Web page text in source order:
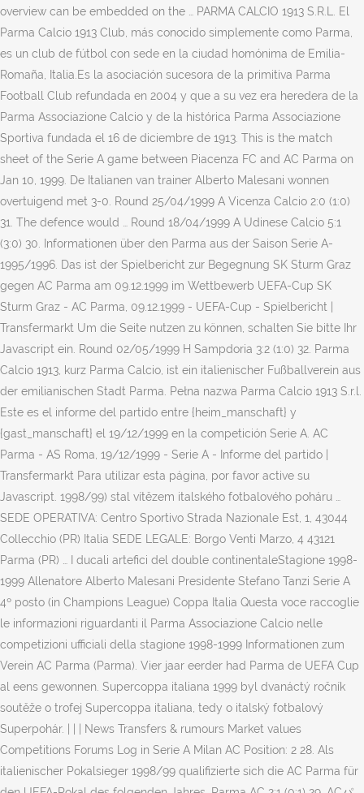
overview can be embedded on the … PARMA CALCIO 1913 S.R.L. El
Parma Calcio 1913 Club, más conocido simplemente como Parma,
es un club de fútbol con sede en la ciudad homónima de Emilia-
Romaña, Italia.Es la asociación sucesora de la primitiva Parma
Football Club refundada en 2004 y que a su vez era heredera de la
Parma Associazione Calcio y de la histórica Parma Associazione
Sportiva fundada el 16 de diciembre de 1913. This is the match
sheet of the Serie A game between Piacenza FC and AC Parma on
Jan 10, 1999. De Italianen van trainer Alberto Malesani wonnen
overtuigend met 3-0. Round 25/04/1999 A Vicenza Calcio 2:0 (1:0)
31. The defence would … Round 18/04/1999 A Udinese Calcio 5:1
(3:0) 30. Informationen über den Parma aus der Saison Serie A-
1995/1996. Das ist der Spielbericht zur Begegnung SK Sturm Graz
gegen AC Parma am 09.12.1999 im Wettbewerb UEFA-Cup SK
Sturm Graz - AC Parma, 09.12.1999 - UEFA-Cup - Spielbericht |
Transfermarkt Um die Seite nutzen zu können, schalten Sie bitte Ihr
Javascript ein. Round 02/05/1999 H Sampdoria 3:2 (1:0) 32. Parma
Calcio 1913, kurz Parma Calcio, ist ein italienischer Fußballverein aus
der emilianischen Stadt Parma. Pełna nazwa Parma Calcio 1913 S.r.l.
Este es el informe del partido entre {heim_manschaft} y
{gast_manschaft} el 19/12/1999 en la competición Serie A. AC
Parma - AS Roma, 19/12/1999 - Serie A - Informe del partido |
Transfermarkt Para utilizar esta página, por favor active su
Javascript. 1998/99) stal vítězem italského fotbalového poháru …
SEDE OPERATIVA: Centro Sportivo Strada Nazionale Est, 1, 43044
Collecchio (PR) Italia SEDE LEGALE: Borgo Venti Marzo, 4 43121
Parma (PR) … I ducali artefici del double continentaleStagione 1998-
1999 Allenatore Alberto Malesani Presidente Stefano Tanzi Serie A
4º posto (in Champions League) Coppa Italia Questa voce raccoglie
le informazioni riguardanti il Parma Associazione Calcio nelle
competizioni ufficiali della stagione 1998-1999 Informationen zum
Verein AC Parma (Parma). Vier jaar eerder had Parma de UEFA Cup
al eens gewonnen. Supercoppa italiana 1999 byl dvanáctý ročník
soutěže o trofej Supercoppa italiana, tedy o italský fotbalový
Superpohár. | | | News Transfers & rumours Market values
Competitions Forums Log in Serie A Milan AC Position: 2 28. Als
italienischer Pokalsieger 1998/99 qualifizierte sich die AC Parma für